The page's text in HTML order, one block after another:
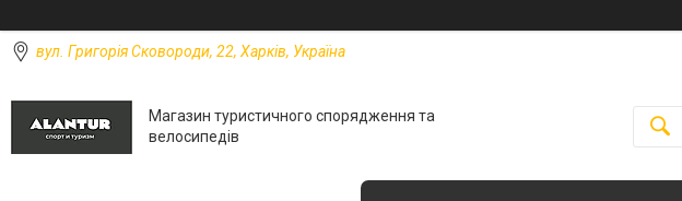
вул. Григорія Сковороди, 22, Харків, Україна
Магазин туристичного спорядження та
велосипедів